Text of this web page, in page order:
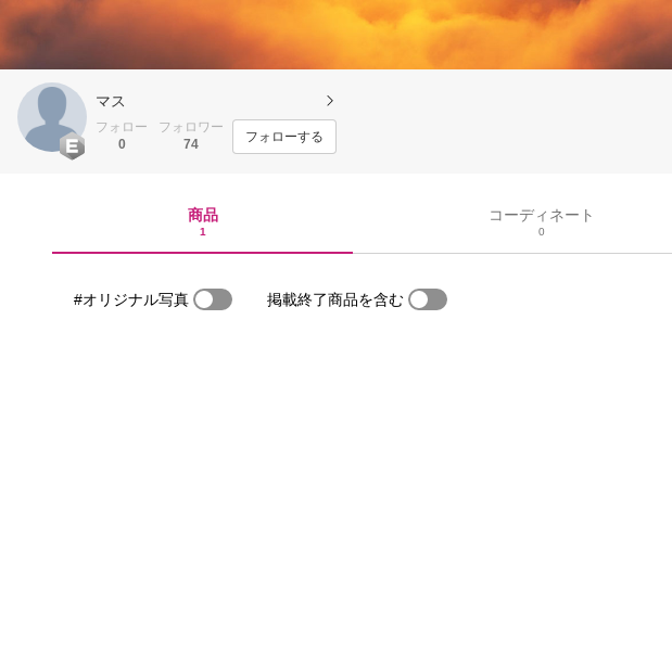
マス
フォロー
0
フォロワー
74
フォローする
商品
1
コーディネート
0
#オリジナル写真 掲載終了商品を含む